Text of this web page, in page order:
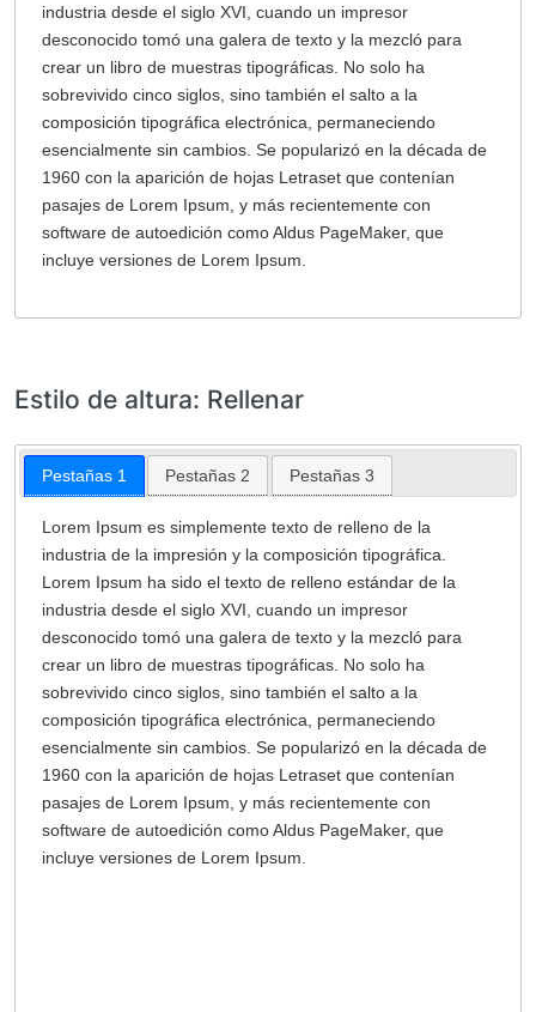
industria desde el siglo XVI, cuando un impresor
desconocido tomó una galera de texto y la mezcló para
crear un libro de muestras tipográficas. No solo ha
sobrevivido cinco siglos, sino también el salto a la
composición tipográfica electrónica, permaneciendo
esencialmente sin cambios. Se popularizó en la década de
1960 con la aparición de hojas Letraset que contenían
pasajes de Lorem Ipsum, y más recientemente con
software de autoedición como Aldus PageMaker, que
incluye versiones de Lorem Ipsum.
Estilo de altura: Rellenar
Pestañas 1 Pestañas 2 Pestañas 3
Lorem Ipsum es simplemente texto de relleno de la
industria de la impresión y la composición tipográfica.
Lorem Ipsum ha sido el texto de relleno estándar de la
industria desde el siglo XVI, cuando un impresor
desconocido tomó una galera de texto y la mezcló para
crear un libro de muestras tipográficas. No solo ha
sobrevivido cinco siglos, sino también el salto a la
composición tipográfica electrónica, permaneciendo
esencialmente sin cambios. Se popularizó en la década de
1960 con la aparición de hojas Letraset que contenían
pasajes de Lorem Ipsum, y más recientemente con
software de autoedición como Aldus PageMaker, que
incluye versiones de Lorem Ipsum.